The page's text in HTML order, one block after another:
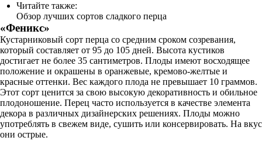
Читайте также:
Обзор лучших сортов сладкого перца
«Феникс»
Кустарниковый сорт перца со средним сроком созревания,
который составляет от 95 до 105 дней. Высота кустиков
достигает не более 35 сантиметров. Плоды имеют восходящее
положение и окрашены в оранжевые, кремово-желтые и
красные оттенки. Вес каждого плода не превышает 10 граммов.
Этот сорт ценится за свою высокую декоративность и обильное
плодоношение. Перец часто используется в качестве элемента
декора в различных дизайнерских решениях. Плоды можно
употреблять в свежем виде, сушить или консервировать. На вкус
они острые.